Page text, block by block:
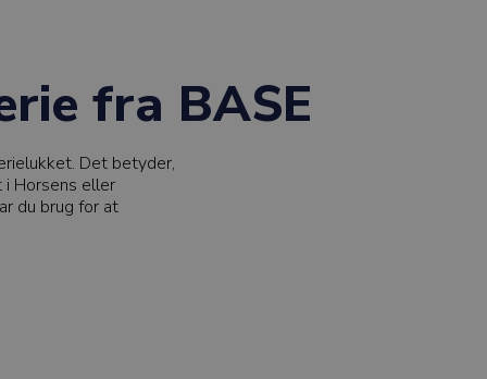
fra BASE
Det betyder,
Horsens eller
du brug for at